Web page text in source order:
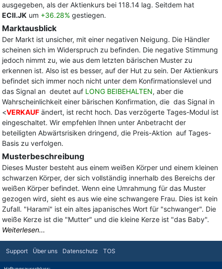
ausgegeben, als der Aktienkurs bei 118.14 lag. Seitdem hat
ECII.JK um +36.28% gestiegen.
Marktausblick
Der Markt ist unsicher, mit einer negativen Neigung. Die Händler
scheinen sich im Widerspruch zu befinden. Die negative Stimmung
jedoch nimmt zu, wie aus dem letzten bärischen Muster zu
erkennen ist. Also ist es besser, auf der Hut zu sein. Der Aktienkurs
befindet sich immer noch nicht unter dem Konfirmationslevel und
das Signal an deutet auf LONG BEIBEHALTEN, aber die
Wahrscheinlichkeit einer bärischen Konfirmation, die das Signal in
<VERKAUF ändert, ist recht hoch. Das verzögerte Tages-Modul ist
eingeschaltet. Wir empfehlen Ihnen unter Anbetracht der
beteiligten Abwärtsrisiken dringend, die Preis-Aktion auf Tages-
Basis zu verfolgen.
Musterbeschreibung
Dieses Muster besteht aus einem weißen Körper und einem kleinen
schwarzen Körper, der sich vollständig innerhalb des Bereichs der
weißen Körper befindet. Wenn eine Umrahmung für das Muster
gezogen wird, sieht es aus wie eine schwangere Frau. Dies ist kein
Zufall. "Harami" ist ein altes japanisches Wort für "schwanger". Die
weiße Kerze ist die "Mutter" und die kleine Kerze ist "das Baby".
Weiterlesen...
Support Über uns Datenschutz TOS